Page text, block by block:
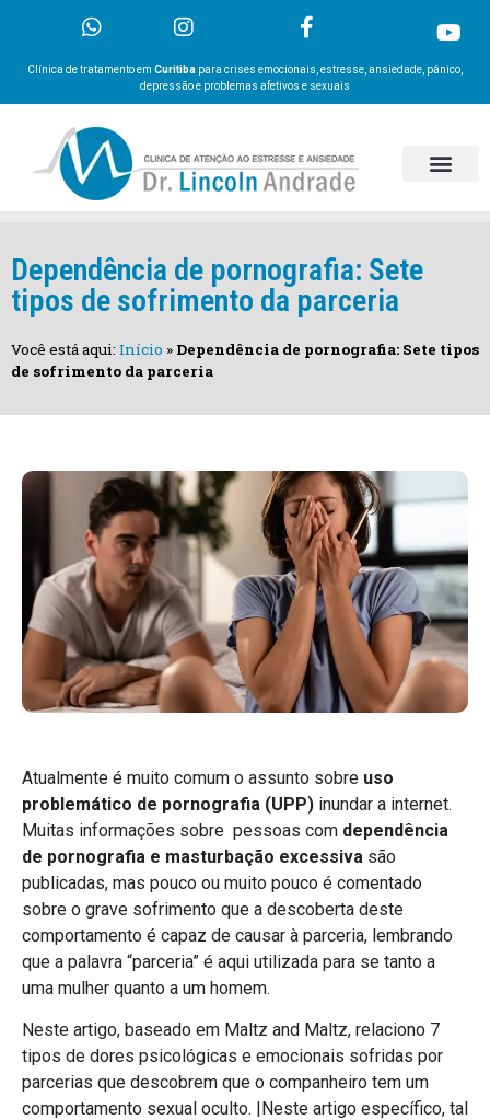
Clínica de tratamento em Curitiba para crises emocionais, estresse, ansiedade, pânico,
depressão e problemas afetivos e sexuais
Dependência de pornografia: Sete
tipos de sofrimento da parceria
Você está aqui: Início » Dependência de pornografia: Sete tipos
de sofrimento da parceria
Atualmente é muito comum o assunto sobre uso
problemático de pornografia (UPP) inundar a internet.
Muitas informações sobre pessoas com dependência
de pornografia e masturbação excessiva são
publicadas, mas pouco ou muito pouco é comentado
sobre o grave sofrimento que a descoberta deste
comportamento é capaz de causar à parceria, lembrando
que a palavra “parceria” é aqui utilizada para se tanto a
uma mulher quanto a um homem.
Neste artigo, baseado em Maltz and Maltz, relaciono 7
tipos de dores psicológicas e emocionais sofridas por
parcerias que descobrem que o companheiro tem um
comportamento sexual oculto. |Neste artigo específico, tal